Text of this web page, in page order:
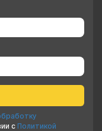
с Политикой